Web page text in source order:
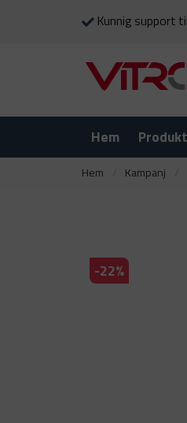
Kunnig support
Hem
Hem Kampanj
-22%